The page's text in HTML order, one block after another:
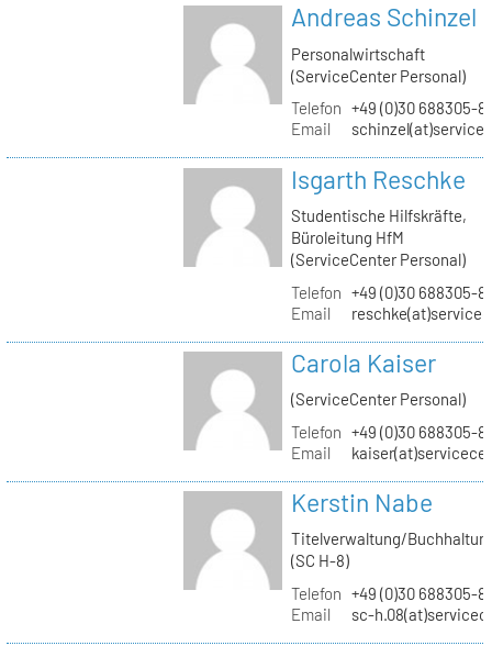
Andreas Schinzel
Personalwirtschaft
(ServiceCenter Personal)
Telefon +49 (0)30 688305-
Email
Isgarth Reschke
Studentische Hilfskräfte,
Büroleitung HfM
(ServiceCenter Personal)
Telefon +49 (0)30 688305-
Email
Carola Kaiser
(ServiceCenter Personal)
Telefon +49 (0)30 688305-
Email
Kerstin Nabe
Titelverwaltung/
(SC H-8)
Telefon +49 (0)30 688305-
Email
sc-